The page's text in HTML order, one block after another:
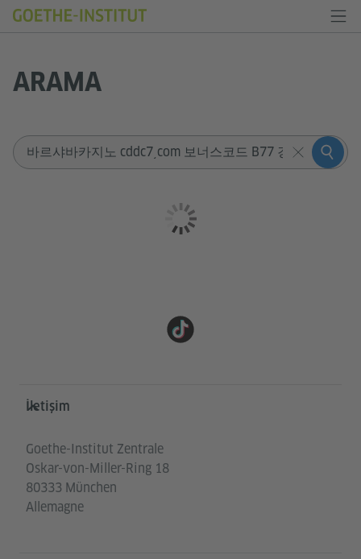
ARAMA
Sucheingabe
Service- und Informationsbereich
İletişim
Goethe-Institut Zentrale
Oskar-von-Miller-Ring 18
80333 München
Allemagne